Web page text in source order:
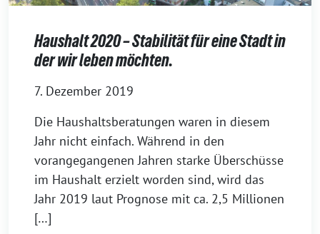
Haushalt 2020 – Stabilität für eine Stadt in
der wir leben möchten.
7. Dezember 2019
Die Haushaltsberatungen waren in diesem
Jahr nicht einfach. Während in den
vorangegangenen Jahren starke Überschüsse
im Haushalt erzielt worden sind, wird das
Jahr 2019 laut Prognose mit ca. 2,5 Millionen
[…]